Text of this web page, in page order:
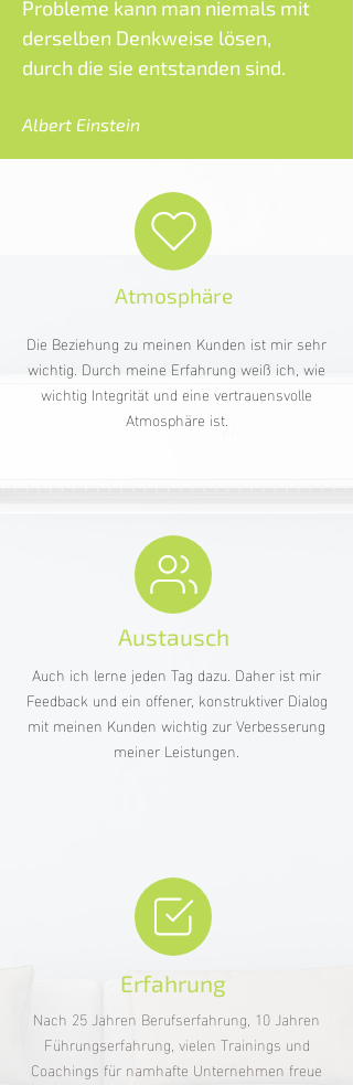
Probleme kann man niemals mit
derselben Denkweise lösen,
durch die sie entstanden sind.
Albert Einstein
Atmosphäre
Die Beziehung zu meinen Kunden ist mir sehr
wichtig. Durch meine Erfahrung weiß ich, wie
wichtig Integrität und eine vertrauensvolle
Atmosphäre ist.
Austausch
Auch ich lerne jeden Tag dazu. Daher ist mir
Feedback und ein offener, konstruktiver Dialog
mit meinen Kunden wichtig zur Verbesserung
meiner Leistungen.
Erfahrung
Nach 25 Jahren Berufserfahrung, 10 Jahren
Führungserfahrung, vielen Trainings und
Coachings für namhafte Unternehmen freue